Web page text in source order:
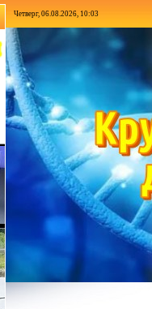
Четверг, 06.08.2026, 10:03